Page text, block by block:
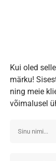
Kui oled
märku!
ning meie
võimalusel